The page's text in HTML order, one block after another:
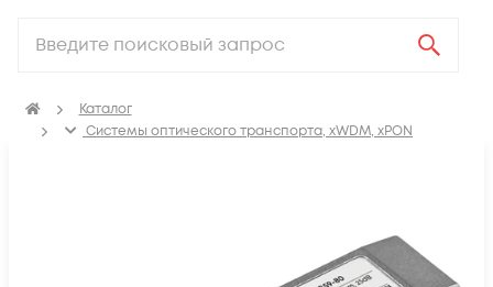
Каталог
Системы оптического транспорта, xWDM, xPON